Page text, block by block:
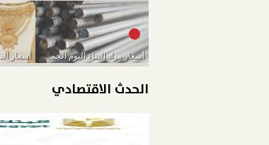
أسعار مواد البناء اليوم الجمعة 11-3-2022
الحدث الاقتصادي